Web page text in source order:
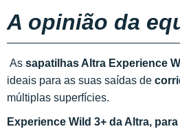
A opinião da
As sapatilhas Altra Experience
ideais para as suas saídas de
múltiplas superfícies.
Experience Wild 3+ da Altra,